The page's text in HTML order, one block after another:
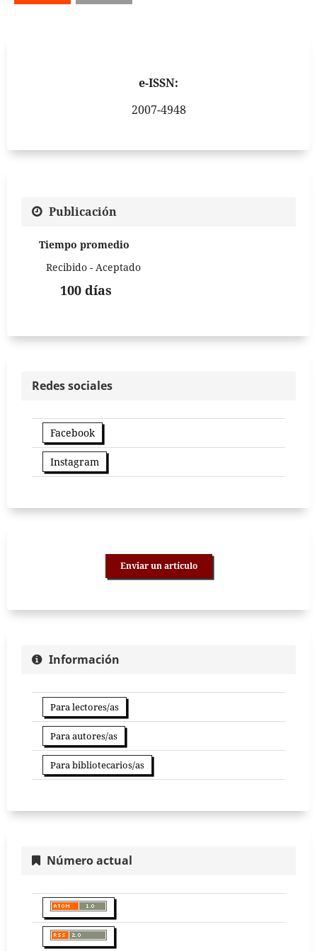
e-ISSN:
2007-4948
Publicación
Tiempo promedio
Recibido - Aceptado
100 días
Redes sociales
Facebook
Instagram
Enviar un artículo
Información
Para lectores/as
Para autores/as
Para bibliotecarios/as
Número actual